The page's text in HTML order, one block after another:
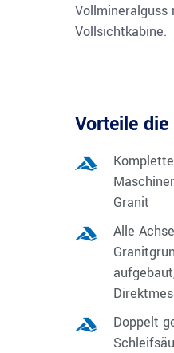
Vollsichtkabine.
Vorteile
Granit
Alle
Doppelt